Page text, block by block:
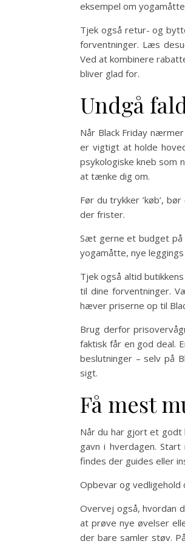
eksempel om
Tjek også retur- og
forventninger. Læs
Ved at kombinere
bliver glad for.
Undgå
Når Black Friday
er vigtigt at holde
psykologiske kneb som
at tænke dig om.
Før du trykker ’køb’,
der frister.
Sæt gerne et budget på
yogamåtte, nye
Tjek også altid
til dine forventninger.
hæver priserne op til
Brug derfor
faktisk får en god deal.
beslutninger – selv på
sigt.
Få mest
Når du har gjort et godt
gavn i hverdagen.
findes der guides eller
Opbevar og
Overvej også, hvordan
at prøve nye øvelser
der bare samler støv.